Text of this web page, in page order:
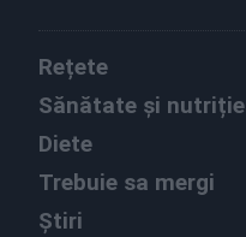
Rețete
Sănătate și nutriție
Diete
Trebuie sa mergi
Știri